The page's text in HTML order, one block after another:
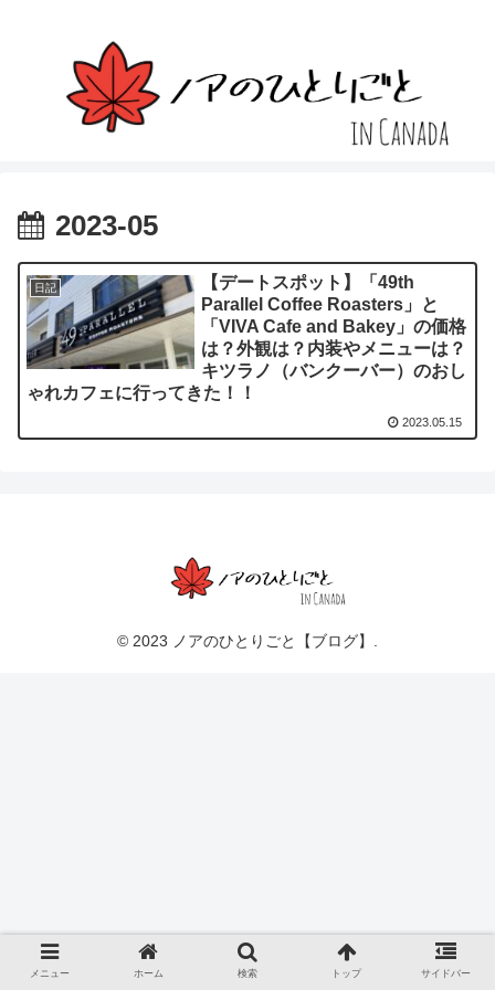
2023-05
日記
【デートスポット】「49th
Parallel Coffee Roasters」と
「VIVA Cafe and Bakey」の価格
は？外観は？内装やメニューは？
キツラノ（バンクーバー）のおし
ゃれカフェに行ってきた！！
2023.05.15
© 2023 ノアのひとりごと【ブログ】.
メニュー ホーム 検索 トップ サイドバー